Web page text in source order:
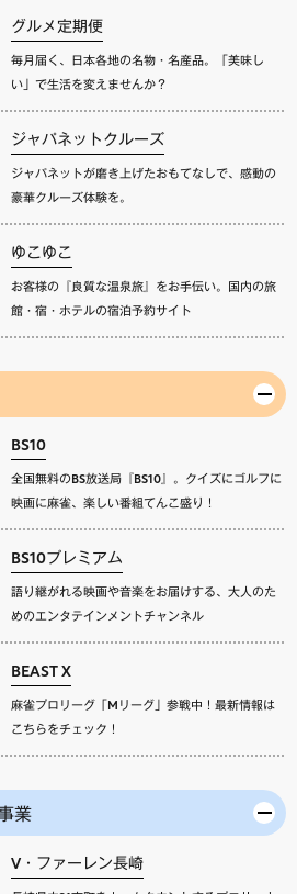
グルメ定期便
毎月届く、日本各地の名物・名産品。「美味し
い」で生活を変えませんか？
ジャパネットクルーズ
ジャパネットが磨き上げたおもてなしで、感動の
豪華クルーズ体験を。
ゆこゆこ
お客様の『良質な温泉旅』をお手伝い。国内の旅
館・宿・ホテルの宿泊予約サイト
BS10
全国無料のBS放送局『BS10』。クイズにゴルフに
映画に麻雀、楽しい番組てんこ盛り！
BS10プレミアム
語り継がれる映画や音楽をお届けする、大人のた
めのエンタテインメントチャンネル
BEAST X
麻雀プロリーグ「Mリーグ」参戦中！最新情報は
こちらをチェック！
業
V・ファーレン長崎